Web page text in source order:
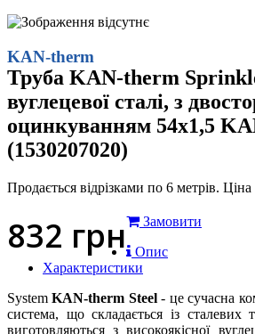
KAN-therm
Труба KAN-therm
вуглецевої сталі, з
оцинкуванням 54x1,5
(1530207020)
Продається відрізками по 6 метрів.
832 грн
Замовити
Опис
Характеристики
SystemKAN-therm Steel- це сучасна
система, що складається із сталевих
виготовляються з високоякісної